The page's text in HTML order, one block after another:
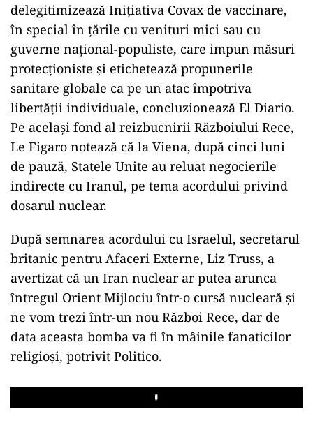
delegitimizează Inițiativa Covax de vaccinare,
în special în țările cu venituri mici sau cu
guverne național-populiste, care impun măsuri
protecționiste și etichetează propunerile
sanitare globale ca pe un atac împotriva
libertății individuale, concluzionează El Diario.
Pe același fond al reizbucnirii Războiului Rece,
Le Figaro notează că la Viena, după cinci luni
de pauză, Statele Unite au reluat negocierile
indirecte cu Iranul, pe tema acordului privind
dosarul nuclear.
După semnarea acordului cu Israelul, secretarul
britanic pentru Afaceri Externe, Liz Truss, a
avertizat că un Iran nuclear ar putea arunca
întregul Orient Mijlociu într-o cursă nucleară și
ne vom trezi într-un nou Război Rece, dar de
data aceasta bomba va fi în mâinile fanaticilor
religioși, potrivit Politico.
Play